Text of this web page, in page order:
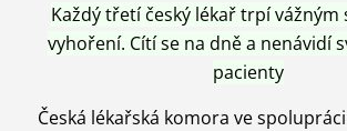
Každý třetí český lékař trpí
vyhoření. Cítí se na dně a nenávidí
pacienty
Česká lékařská komora ve